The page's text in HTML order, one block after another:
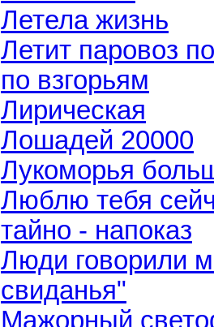
Летела жизнь
Летит паровоз
по взгорьям
Лирическая
Лошадей 20000
Лукоморья
Люблю тебя
тайно - напоказ
Люди говорили
свиданья"
Мажорный